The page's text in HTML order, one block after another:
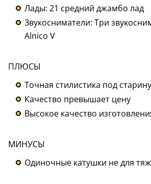
Лады: 21 средний джамбо лад
Звукосниматели: Три
Alnico V
ПЛЮСЫ
Точная стилистика под старину
Качество превышает цену
Высокое качество
МИНУСЫ
Одиночные катушки не для